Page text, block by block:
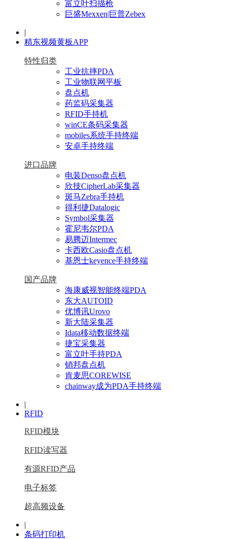
富立叶扫描枪
巨盛Mexxen|巨普Zebex
|
精东视频黄板APP
特性归类
工业抗摔PDA
工业物联网平板
盘点机
药监码采集器
RFID手持机
winCE条码采集器
mobiles系统手持终端
安卓手持终端
进口品牌
电装Denso盘点机
欣技CipherLab采集器
斑马Zebra手持机
得利捷Datalogic
Symbol采集器
霍尼韦尔PDA
易腾迈Intermec
卡西欧Casio盘点机
基恩士keyence手持终端
国产品牌
海康威视智能终端PDA
东大AUTOID
优博讯Urovo
新大陆采集器
Idata移动数据终端
捷宝采集器
富立叶手持PDA
销邦盘点机
肯麦思COREWISE
chainway成为PDA手持终端
|
RFID
RFID模块
RFID读写器
有源RFID产品
电子标签
超高频设备
|
条码打印机